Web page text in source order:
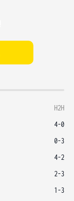
H2H
4-0
0-3
4-2
2-3
1-3